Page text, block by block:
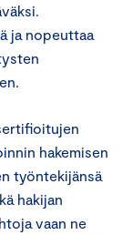
ja nopeuttaa
hakemisen
työntekijänsä
hakijan
vaan ne